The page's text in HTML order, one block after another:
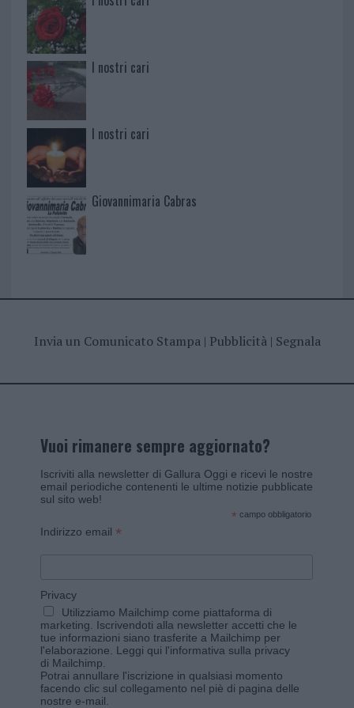
I nostri cari
I nostri cari
Giovannimaria Cabras
Invia un Comunicato Stampa| Pubblicità| Segnala
Vuoi rimanere sempre aggiornato?
Iscriviti alla newsletter di Gallura Oggi e ricevi le nostre
email periodiche contenenti le ultime notizie pubblicate
sul sito web!
* campo obbligatorio
Indirizzo email *
Privacy
Utilizziamo Mailchimp come piattaforma di
marketing. Iscrivendoti alla newsletter accetti che le
tue informazioni siano trasferite a Mailchimp per
l'elaborazione. Leggi qui l'informativa sulla privacy
di Mailchimp
Potrai annullare l'iscrizione in qualsiasi momento
facendo clic sul collegamento nel piè di pagina delle
nostre e-mail.